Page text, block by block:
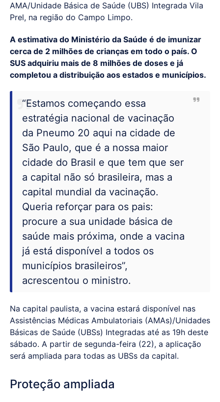
AMA/Unidade Básica de Saúde (UBS) Integrada Vila
Prel, na região do Campo Limpo.
A estimativa do Ministério da Saúde é de imunizar
cerca de 2 milhões de crianças em todo o país. O
SUS adquiriu mais de 8 milhões de doses e já
completou a distribuição aos estados e municípios.
“Estamos começando essa
estratégia nacional de vacinação
da Pneumo 20 aqui na cidade de
São Paulo, que é a nossa maior
cidade do Brasil e que tem que ser
a capital não só brasileira, mas a
capital mundial da vacinação.
Queria reforçar para os pais:
procure a sua unidade básica de
saúde mais próxima, onde a vacina
já está disponível a todos os
municípios brasileiros”,
acrescentou o ministro.
Na capital paulista, a vacina estará disponível nas
Assistências Médicas Ambulatoriais (AMAs)/Unidades
Básicas de Saúde (UBSs) Integradas até as 19h deste
sábado. A partir de segunda-feira (22), a aplicação
será ampliada para todas as UBSs da capital.
Proteção ampliada